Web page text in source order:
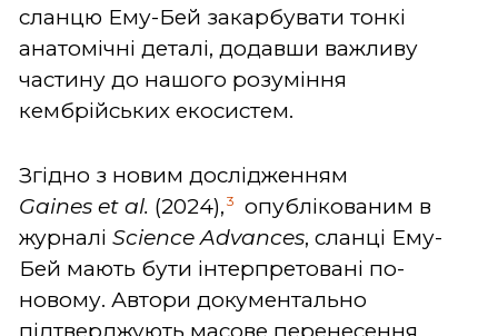
сланцю Ему-Бей закарбувати тонкі
анатомічні деталі, додавши важливу
частину до нашого розуміння
кембрійських екосистем.
Згідно з новим дослідженням
Gaines et al. (2024), 3
опублікованим в
журналі ScienceAdvances, сланці Ему-
Бей мають бути інтерпретовані по-
новому. Автори документально